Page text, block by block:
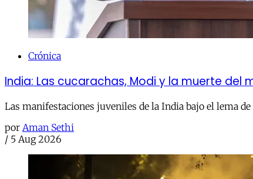
Crónica
India: Las cucarachas, Modi y la muerte del
Las manifestaciones juveniles de la India bajo el lema
por Aman Sethi
/ 5 Aug 2026